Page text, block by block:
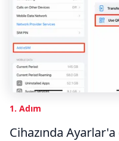
1. Adım
Cihazında